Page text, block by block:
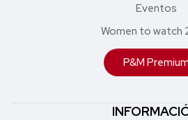
Eventos
Women to watch
P&M Premium